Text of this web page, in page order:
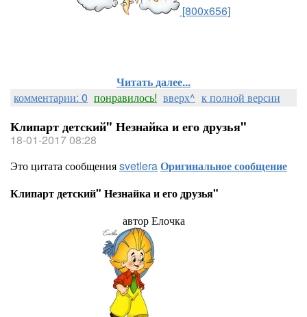
[800x656]
Читать далее...
комментарии: 0 понравилось! вверх^ к полной версии
Клипарт детский" Незнайка и его друзья"
18-01-2017 08:28
Это цитата сообщенияsvetleraОригинальное сообщение
Клипарт детский" Незнайка и его друзья"
автор Елочка